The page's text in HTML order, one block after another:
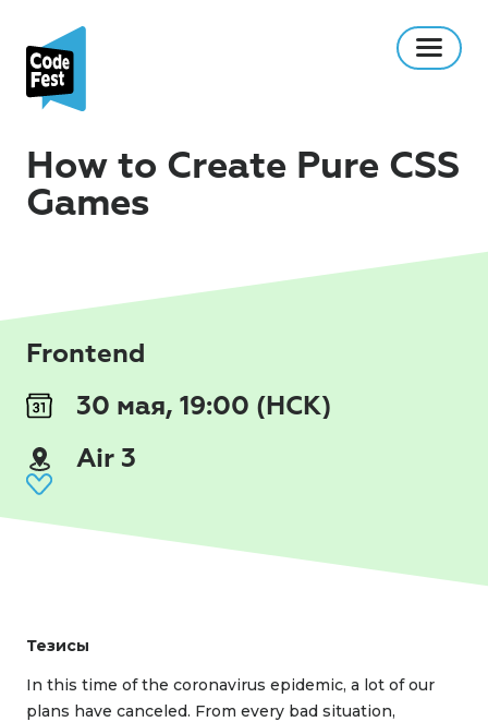
How to Create Pure CSS
Games
Frontend
30 мая, 19:00 (НСК)
Air 3
Тезисы
In this time of the coronavirus epidemic, a lot of our
plans have canceled. From every bad situation,